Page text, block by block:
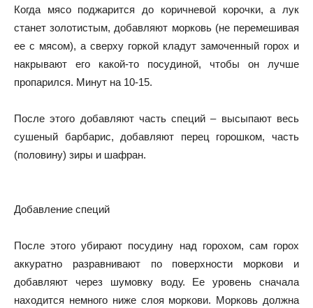
Когда мясо поджарится до коричневой корочки, а лук
станет золотистым, добавляют морковь (не перемешивая
ее с мясом), а сверху горкой кладут замоченный горох и
накрывают его какой-то посудиной, чтобы он лучше
пропарился. Минут на 10-15.
После этого добавляют часть специй – высыпают весь
сушеный барбарис, добавляют перец горошком, часть
(половину) зиры и шафран.
Добавление специй
После этого убирают посудину над горохом, сам горох
аккуратно разравнивают по поверхности моркови и
добавляют через шумовку воду. Ее уровень сначала
находится немного ниже слоя моркови. Морковь должна